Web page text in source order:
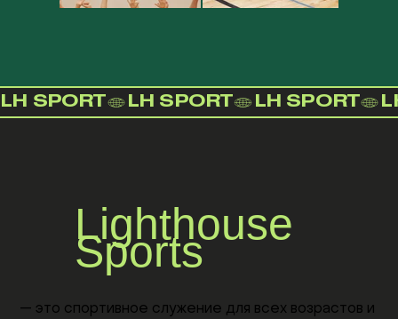
LH SPORT
Lighthouse
Sports
— это спортивное служение для всех возрастов и